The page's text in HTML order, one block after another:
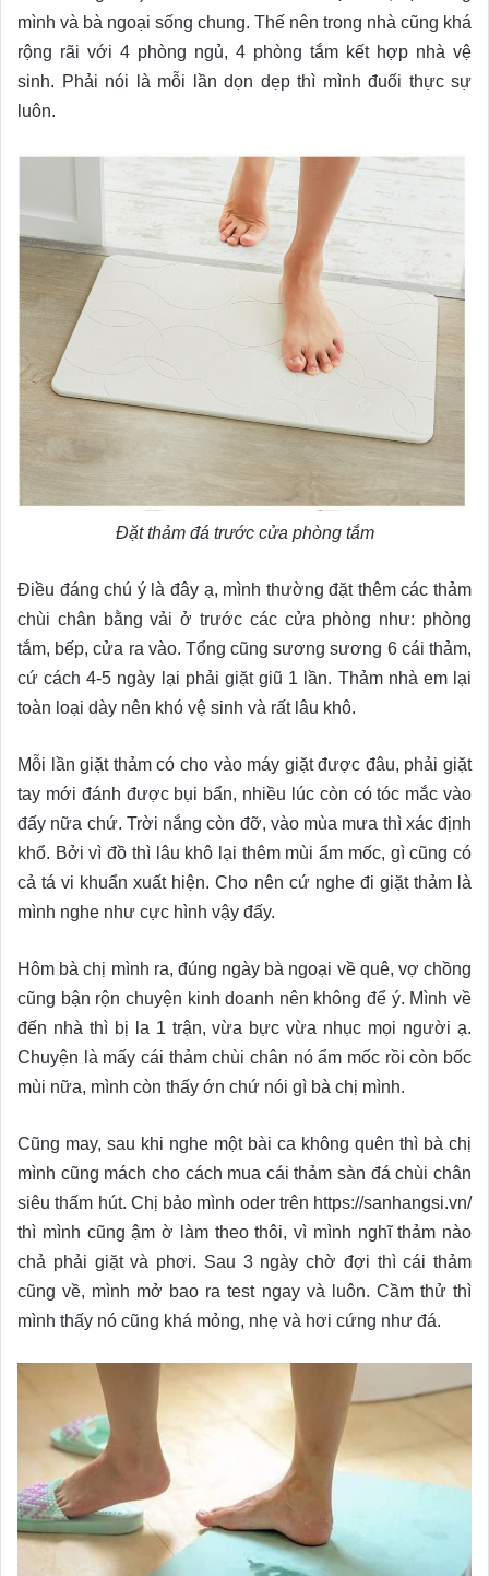
mình và bà ngoại sống chung. Thế nên trong nhà cũng khá
rộng rãi với 4 phòng ngủ, 4 phòng tắm kết hợp nhà vệ
sinh. Phải nói là mỗi lần dọn dẹp thì mình đuối thực sự
luôn.
Đặt thảm đá trước cửa phòng tắm
Điều đáng chú ý là đây ạ, mình thường đặt thêm các thảm
chùi chân bằng vải ở trước các cửa phòng như: phòng
tắm, bếp, cửa ra vào. Tổng cũng sương sương 6 cái thảm,
cứ cách 4-5 ngày lại phải giặt giũ 1 lần. Thảm nhà em lại
toàn loại dày nên khó vệ sinh và rất lâu khô.
Mỗi lần giặt thảm có cho vào máy giặt được đâu, phải giặt
tay mới đánh được bụi bẩn, nhiều lúc còn có tóc mắc vào
đấy nữa chứ. Trời nắng còn đỡ, vào mùa mưa thì xác định
khổ. Bởi vì đồ thì lâu khô lại thêm mùi ẩm mốc, gì cũng có
cả tá vi khuẩn xuất hiện. Cho nên cứ nghe đi giặt thảm là
mình nghe như cực hình vậy đấy.
Hôm bà chị mình ra, đúng ngày bà ngoại về quê, vợ chồng
cũng bận rộn chuyện kinh doanh nên không để ý. Mình về
đến nhà thì bị la 1 trận, vừa bực vừa nhục mọi người ạ.
Chuyện là mấy cái thảm chùi chân nó ẩm mốc rồi còn bốc
mùi nữa, mình còn thấy ớn chứ nói gì bà chị mình.
Cũng may, sau khi nghe một bài ca không quên thì bà chị
mình cũng mách cho cách mua cái thảm sàn đá chùi chân
siêu thấm hút. Chị bảo mình oder trên https://sanhangsi.vn/
thì mình cũng ậm ờ làm theo thôi, vì mình nghĩ thảm nào
chả phải giặt và phơi. Sau 3 ngày chờ đợi thì cái thảm
cũng về, mình mở bao ra test ngay và luôn. Cầm thử thì
mình thấy nó cũng khá mỏng, nhẹ và hơi cứng như đá.